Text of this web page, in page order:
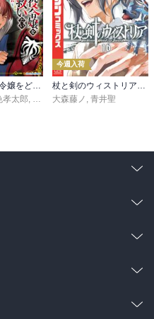
町人Ａは悪役令嬢をどうしても救いたい ～どぶと空と氷の姫君～１０【電子書店共通特典イラスト付】
孝太郎, Parum
今週入荷
杖と剣のウィストリア（１６）
大森藤ノ , 青井聖